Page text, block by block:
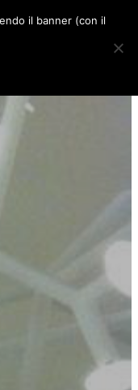
o
o
g
r
d
il banner (con il